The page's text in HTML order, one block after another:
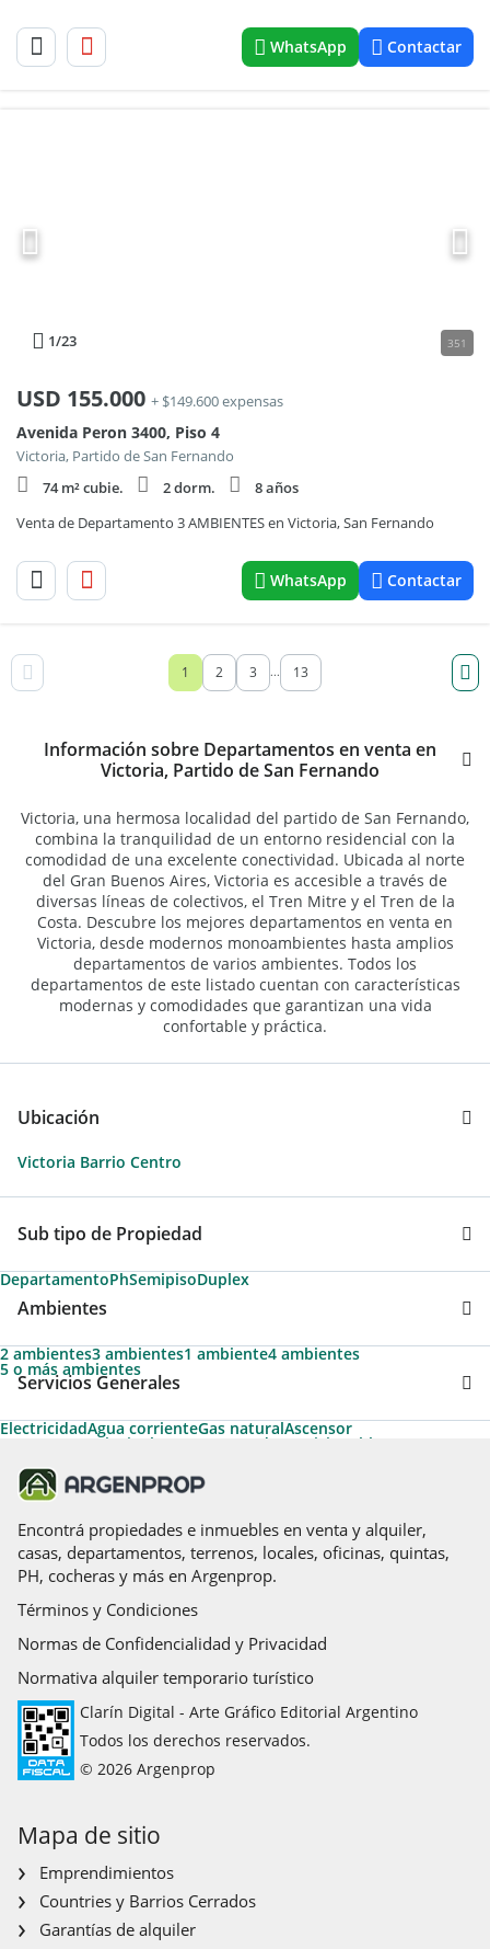
WhatsApp Contactar
1/23 351
USD 155.000 + $149.600 expensas
Avenida Peron 3400, Piso 4
Victoria, Partido de San Fernando
74 m² cubie.
2 dorm.
8 años
Venta de Departamento 3 AMBIENTES en Victoria, San Fernando
WhatsApp Contactar
1 2 3 ... 13
Información sobre Departamentos en venta en
Victoria, Partido de San Fernando
Victoria, una hermosa localidad del partido de San Fernando,
combina la tranquilidad de un entorno residencial con la
comodidad de una excelente conectividad. Ubicada al norte
del Gran Buenos Aires, Victoria es accesible a través de
diversas líneas de colectivos, el Tren Mitre y el Tren de la
Costa. Descubre los mejores departamentos en venta en
Victoria, desde modernos monoambientes hasta amplios
departamentos de varios ambientes. Todos los
departamentos de este listado cuentan con características
modernas y comodidades que garantizan una vida
confortable y práctica.
Ubicación
Victoria Barrio Centro
Sub tipo de Propiedad
DepartamentoPhSemipisoDuplex
Ambientes
2 ambientes3 ambientes1 ambiente4 ambientes
5 o más ambientes
Servicios Generales
ElectricidadAgua corrienteGas naturalAscensor
Ascensores principales Ascensores de servicio Cable
CalefacciónCalefacción tiro balanceado
Acceso para personas con movilidad reducida
PiletaTeléfono
Encontrá propiedades e inmuebles en venta y alquiler,
casas, departamentos, terrenos, locales, oficinas, quintas,
PH, cocheras y más en Argenprop.
Términos y Condiciones
Normas de Confidencialidad y Privacidad
Normativa alquiler temporario turístico
Clarín Digital - Arte Gráfico Editorial Argentino
Todos los derechos reservados.
© 2026 Argenprop
Mapa de sitio
Emprendimientos
Countries y Barrios Cerrados
Garantías de alquiler